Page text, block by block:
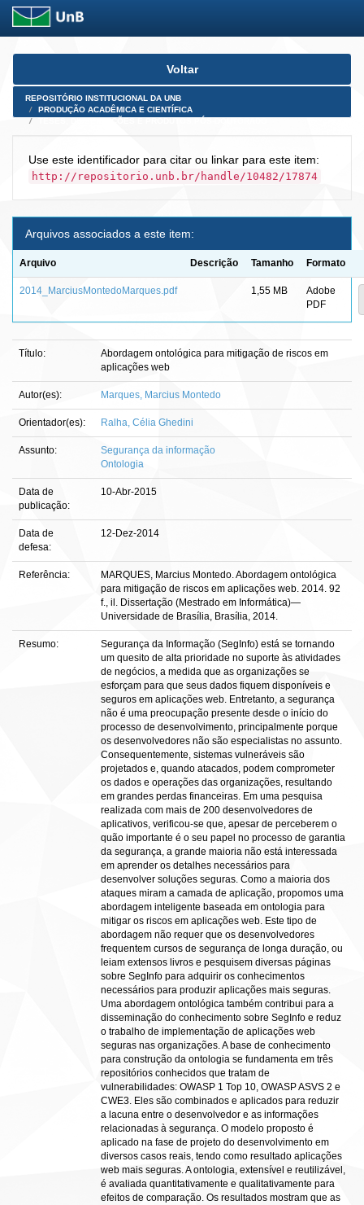
Skip
Voltar
REPOSITÓRIO INSTITUCIONAL DA UNB
PRODUÇÃO ACADÊMICA E CIENTÍFICA
Use este identificador para citar ou linkar para este item:
http://repositorio.unb.br/handle/10482/17874
Arquivos associados a este item:
Arquivo Descrição Tamanho Formato
2014_MarciusMontedoMarques.pdf 1,55 MB
Adobe
PDF
Título:
Abordagem ontológica para mitigação de riscos em
aplicações web
Autor(es): Marques, Marcius Montedo
Orientador(es): Ralha, Célia Ghedini
Assunto:
Segurança da informação
Ontologia
Data de
publicação:
10-Abr-2015
Data de
defesa:
12-Dez-2014
Referência:
MARQUES, Marcius Montedo. Abordagem ontológica
para mitigação de riscos em aplicações web. 2014. 92
f., il. Dissertação (Mestrado em Informática)—
Universidade de Brasília, Brasília, 2014.
Resumo:
Segurança da Informação (SegInfo) está se tornando
um quesito de alta prioridade no suporte às atividades
de negócios, a medida que as organizações se
esforçam para que seus dados fiquem disponíveis e
seguros em aplicações web. Entretanto, a segurança
não é uma preocupação presente desde o início do
processo de desenvolvimento, principalmente porque
os desenvolvedores não são especialistas no assunto.
Consequentemente, sistemas vulneráveis são
projetados e, quando atacados, podem comprometer
os dados e operações das organizações, resultando
em grandes perdas financeiras. Em uma pesquisa
realizada com mais de 200 desenvolvedores de
aplicativos, verificou-se que, apesar de perceberem o
quão importante é o seu papel no processo de garantia
da segurança, a grande maioria não está interessada
em aprender os detalhes necessários para
desenvolver soluções seguras. Como a maioria dos
ataques miram a camada de aplicação, propomos uma
abordagem inteligente baseada em ontologia para
mitigar os riscos em aplicações web. Este tipo de
abordagem não requer que os desenvolvedores
frequentem cursos de segurança de longa duração, ou
leiam extensos livros e pesquisem diversas páginas
sobre SegInfo para adquirir os conhecimentos
necessários para produzir aplicações mais seguras.
Uma abordagem ontológica também contribui para a
disseminação do conhecimento sobre SegInfo e reduz
o trabalho de implementação de aplicações web
seguras nas organizações. A base de conhecimento
para construção da ontologia se fundamenta em três
repositórios conhecidos que tratam de
vulnerabilidades: OWASP 1 Top 10, OWASP ASVS 2 e
CWE3. Eles são combinados e aplicados para reduzir
a lacuna entre o desenvolvedor e as informações
relacionadas à segurança. O modelo proposto é
aplicado na fase de projeto do desenvolvimento em
diversos casos reais, tendo como resultado aplicações
web mais seguras. A ontologia, extensível e reutilizável,
é avaliada quantitativamente e qualitativamente para
efeitos de comparação. Os resultados mostram que as